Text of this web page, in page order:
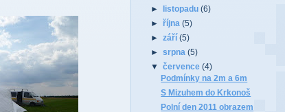
►
listopadu(6)
►října(5)
►září(5)
►srpna(5)
▼července(4)
Podmínky na 2m a 6m
S Mizuhem do Krkonoš
Polní den 2011 obrazem